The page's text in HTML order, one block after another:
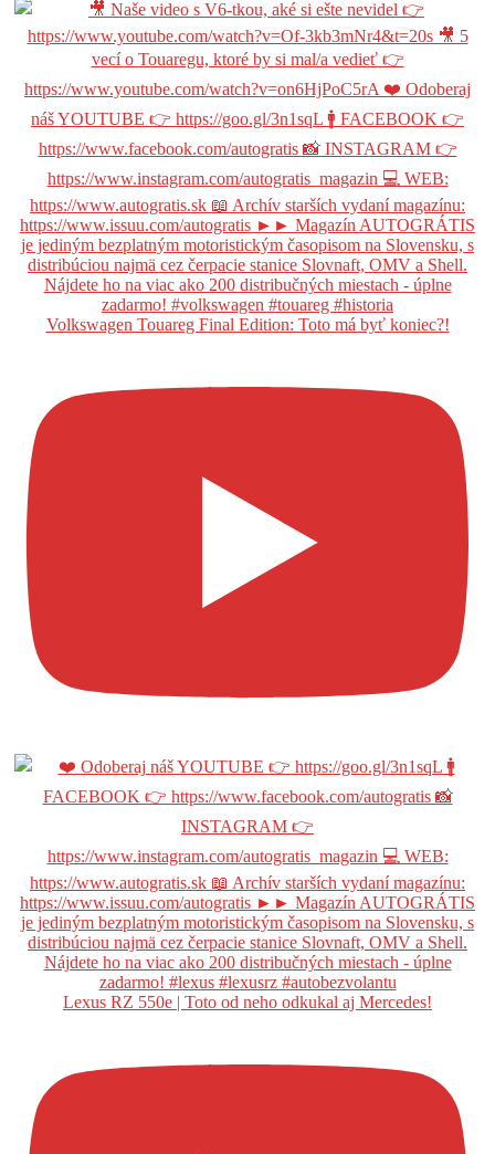
Volkswagen Touareg Final Edition: Toto má byť koniec?!
Lexus RZ 550e | Toto od neho odkukal aj Mercedes!